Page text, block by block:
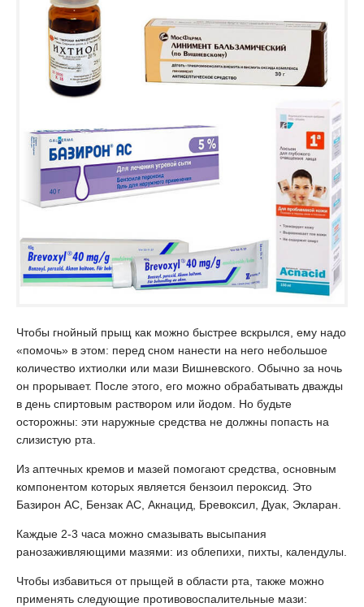
Чтобы гнойный прыщ как можно быстрее вскрылся, ему надо
«помочь» в этом: перед сном нанести на него небольшое
количество ихтиолки или мази Вишневского. Обычно за ночь
он прорывает. После этого, его можно обрабатывать дважды
в день спиртовым раствором или йодом. Но будьте
осторожны: эти наружные средства не должны попасть на
слизистую рта.
Из аптечных кремов и мазей помогают средства, основным
компонентом которых является бензоил пероксид. Это
Базирон АС, Бензак АС, Акнaцид, Бревоксил, Дуак, Экларан.
Каждые 2-3 часа можно смазывать высыпания
ранозаживляющими мазями: из облепихи, пихты, календулы.
Чтобы избавиться от прыщей в области рта, также можно
применять следующие противовоспалительные мази: